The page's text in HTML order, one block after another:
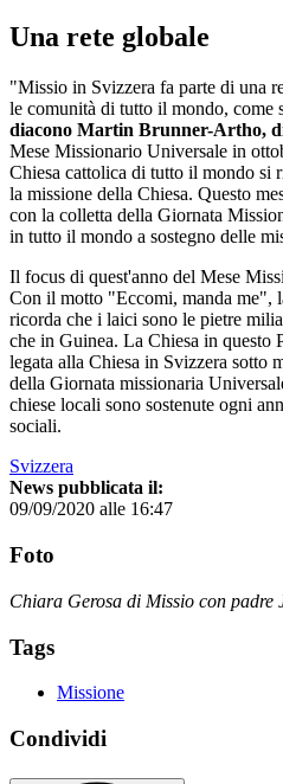
Una rete globale
"Missio in Svizzera fa parte di una
le comunità di tutto il mondo, come
diacono Martin Brunner-Artho,
Mese Missionario Universale in
Chiesa cattolica di tutto il mondo si
la missione della Chiesa. Questo
con la colletta della Giornata
in tutto il mondo a sostegno delle
Il focus di quest'anno del Mese
Con il motto "Eccomi, manda me",
ricorda che i laici sono le pietre
che in Guinea. La Chiesa in questo
legata alla Chiesa in Svizzera sotto
della Giornata missionaria
chiese locali sono sostenute ogni
sociali.
Svizzera
News pubblicata il:
09/09/2020 alle 16:47
Foto
Chiara Gerosa di Missio con padre
Tags
Missione
Condividi